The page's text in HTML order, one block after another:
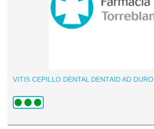
VITIS CEPILLO DENTAL DENTAID AD DURO